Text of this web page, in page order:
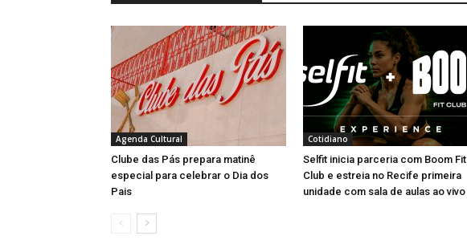
Agenda Cultural
Clube das Pás prepara matinê
especial para celebrar o Dia dos
Pais
Cotidiano
Selfit inicia parceria com Boom Fit
Club e estreia no Recife primeira
unidade com sala de aulas ao vivo